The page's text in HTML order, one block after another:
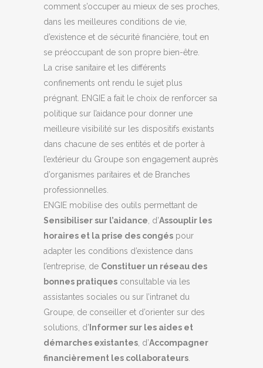
comment s’occuper au mieux de ses proches,
dans les meilleures conditions de vie,
d’existence et de sécurité financière, tout en
se préoccupant de son propre bien-être.
La crise sanitaire et les différents
confinements ont rendu le sujet plus
prégnant. ENGIE a fait le choix de renforcer sa
politique sur l’aidance pour donner une
meilleure visibilité sur les dispositifs existants
dans chacune de ses entités et de porter à
l’extérieur du Groupe son engagement auprès
d’organismes paritaires et de Branches
professionnelles.
ENGIE mobilise des outils permettant de
Sensibiliser sur l’aidance , d’Assouplir les
horaires et la prise des congés pour
adapter les conditions d’existence dans
l’entreprise, de Constituer un réseau des
bonnes pratiques consultable via les
assistantes sociales ou sur l’intranet du
Groupe, de conseiller et d’orienter sur des
solutions, d’ Informer sur les aides et
démarches existantes , d’Accompagner
financièrement les collaborateurs